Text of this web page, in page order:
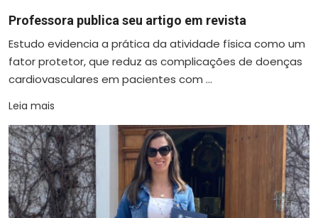
Professora publica seu artigo em revista
Estudo evidencia a prática da atividade física como um
fator protetor, que reduz as complicações de doenças
cardiovasculares em pacientes com ...
Leia mais